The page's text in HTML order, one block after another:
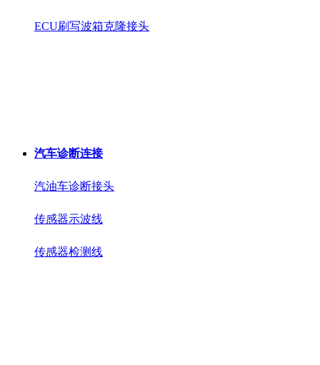
ECU刷写波箱克隆接头
汽车诊断连接
汽油车诊断接头
传感器示波线
传感器检测线